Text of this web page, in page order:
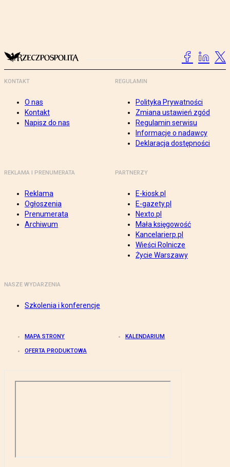
KONTAKT
O nas
Kontakt
Napisz do nas
REGULAMIN
Polityka Prywatności
Zmiana ustawień zgód
Regulamin serwisu
Informacje o nadawcy
Deklaracja dostępności
REKLAMA I PRENUMERATA
Reklama
Ogłoszenia
Prenumerata
Archiwum
PARTNERZY
E-kiosk.pl
E-gazety.pl
Nexto.pl
Mała księgowość
Kancelarierp.pl
Wieści Rolnicze
Życie Warszawy
NASZE WYDARZENIA
Szkolenia i konferencje
MAPA STRONY KALENDARIUM
OFERTA PRODUKTOWA